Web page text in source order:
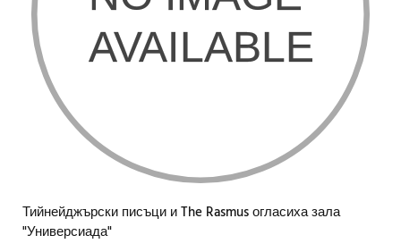
Тийнейджърски писъци и The Rasmus огласиха зала
"Универсиада"